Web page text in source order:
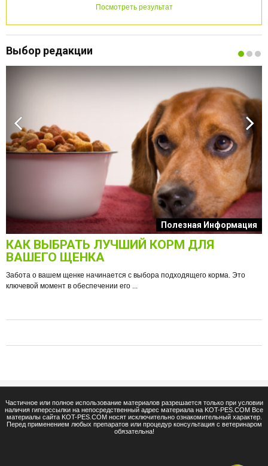
Посмотреть результат
Выбор редакции
Полезная Информация
КАК ВЫБРАТЬ ЛУЧШИЙ КОРМ ДЛЯ
ВАШЕГО ЩЕНКА
Забота о вашем щенке начинается с выбора подходящего корма. Это
ключевой момент в обеспечении его ...
Частичное или полное использование материалов разрешается только при условии
наличия гиперссылки на непосредственный адрес материала на KOT-PES.COM Все
материалы сайта KOT-PES.COM носят исключительно ознакомительный характер.
Перед применением любых препаратов или процедур консультация с ветеринаром
обязательна!